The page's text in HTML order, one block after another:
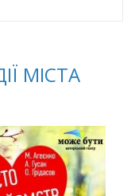
МІСТА